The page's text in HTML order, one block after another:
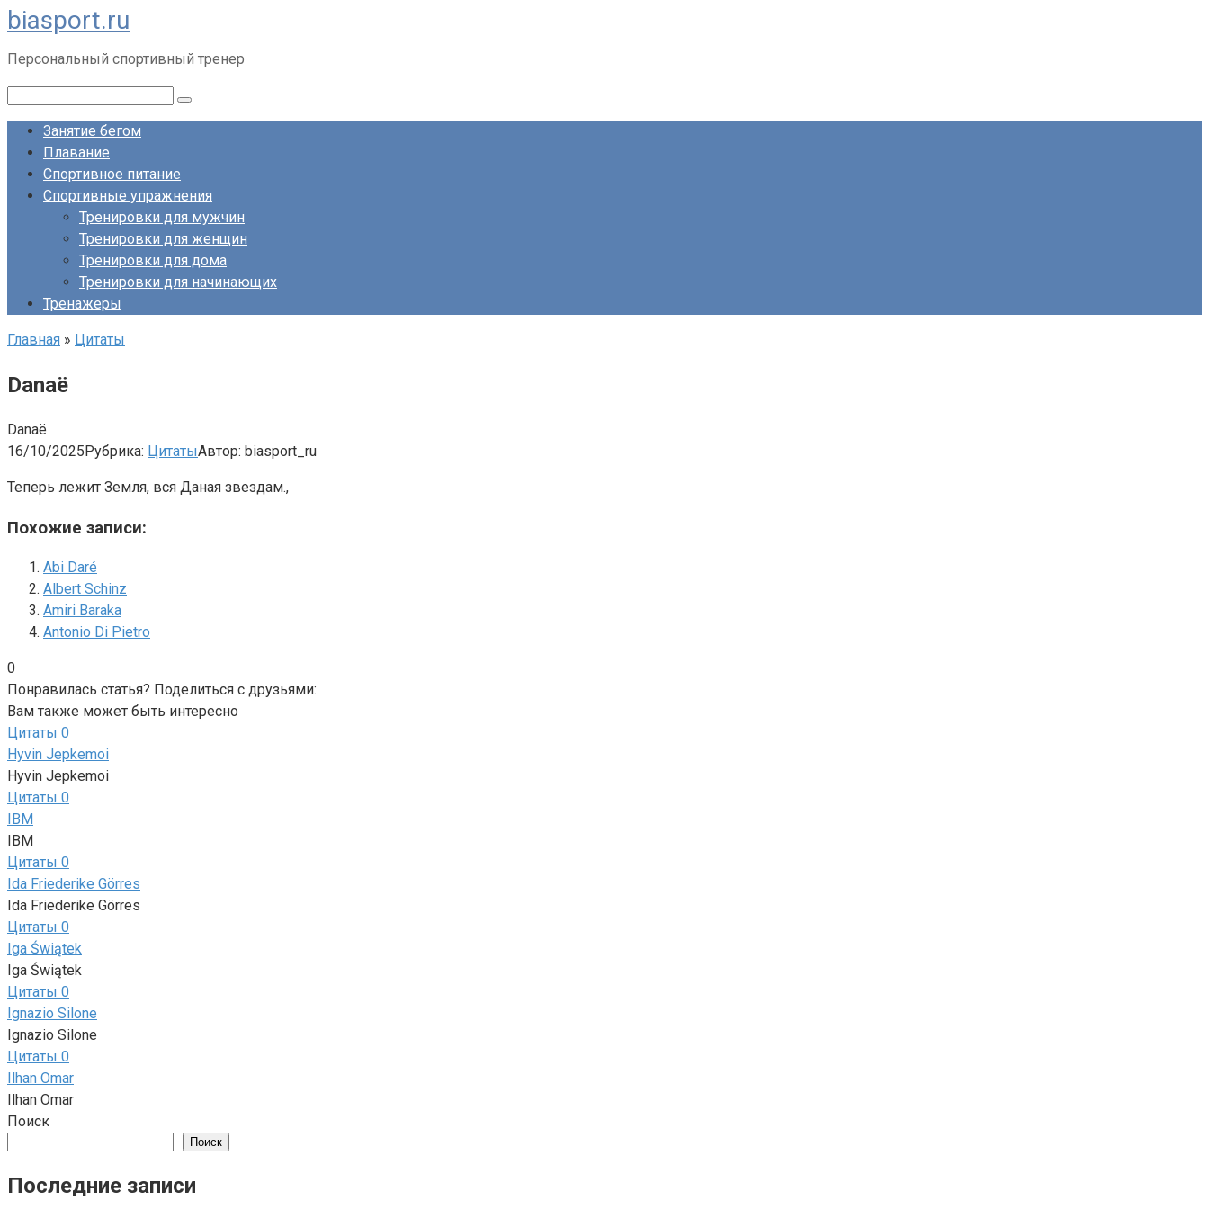
Перейти
к
контенту
biasport.ru
Персональный спортивный тренер
Занятие бегом
Плавание
Спортивное питание
Спортивные упражнения
Тренировки для мужчин
Тренировки для женщин
Тренировки для дома
Тренировки для начинающих
Тренажеры
Главная » Цитаты
Danaë
Danaë
16/10/2025Рубрика: ЦитатыАвтор: biasport_ru
Теперь лежит Земля, вся Даная звездам.,
Похожие записи:
Abi Daré
Albert Schinz
Amiri Baraka
Antonio Di Pietro
0
Понравилась статья? Поделиться с друзьями:
Вам также может быть интересно
Цитаты 0
Hyvin Jepkemoi
Hyvin Jepkemoi
Цитаты 0
IBM
IBM
Цитаты 0
Ida Friederike Görres
Ida Friederike Görres
Цитаты 0
Iga Świątek
Iga Świątek
Цитаты 0
Ignazio Silone
Ignazio Silone
Цитаты 0
Ilhan Omar
Ilhan Omar
Поиск
Поиск
Последние записи